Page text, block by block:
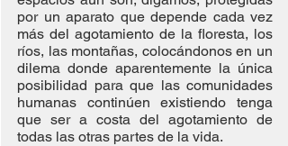
por un aparato que depende cada vez
más del agotamiento de la floresta, los
ríos, las montañas, colocándonos en un
dilema donde aparentemente la única
posibilidad para que las comunidades
humanas continúen existiendo tenga
que ser a costa del agotamiento de
todas las otras partes de la vida.